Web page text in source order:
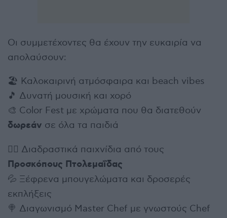
Οι συμμετέχοντες θα έχουν την ευκαιρία να
απολαύσουν:
🏖️ Καλοκαιρινή ατμόσφαιρα και beach vibes
🎵 Δυνατή μουσική και χορό
🎨 Color Fest με χρώματα που θα διατεθούν
δωρεάν σε όλα τα παιδιά
🏃‍♂️ Διαδραστικά παιχνίδια από τους
Προσκόπους Πτολεμαΐδας
💦 Ξέφρενα μπουγελώματα και δροσερές
εκπλήξεις
🍭 Διαγωνισμό Master Chef με γνωστούς Chef